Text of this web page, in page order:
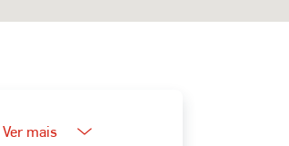
Ver mais